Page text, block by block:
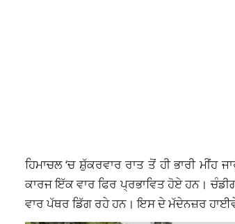
ਹਿਮਾਚਲ ‘ਚ ਸ਼ੁੱਕਰਵਾਰ ਰਾਤ ਤੋਂ ਹੀ ਭਾਰੀ
ਕਾਰਜ ਇੱਕ ਵਾਰ ਫਿਰ ਪ੍ਰਭਾਵਿਤ ਹੋਏ ਹਨ।
ਵਾਰ ਪੱਥਰ ਡਿੱਗ ਰਹੇ ਹਨ। ਇਸ ਦੇ ਮੱਦੇਨਜ਼ਰ